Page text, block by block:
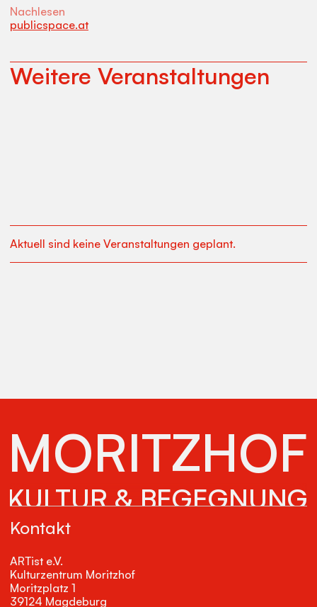
Nachlesen
publicspace.at
Weitere Veranstaltungen
Aktuell sind keine Veranstaltungen geplant.
Kontakt
ARTist e.V.
Kulturzentrum Moritzhof
Moritzplatz 1
39124 Magdeburg
MORITZHOF
KULTUR & BEGEGNUNG